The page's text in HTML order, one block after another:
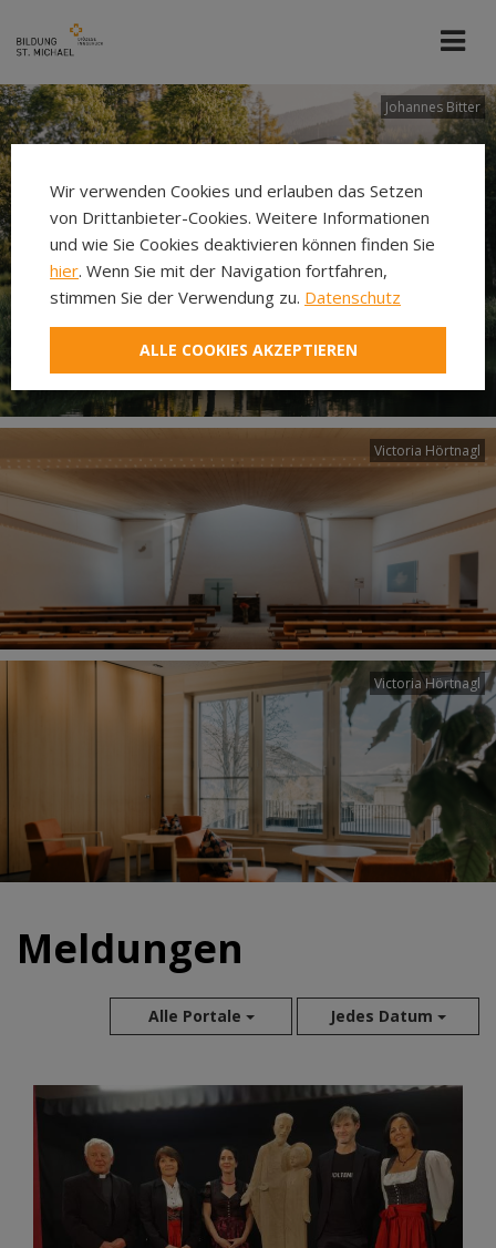
Johannes Bitter
Victoria Hörtnagl
Victoria Hörtnagl
Meldungen
Alle Portale Jedes Datum
Aug 2026
Jul 2026
Jun 2026
Mai 2026
Apr 2026
Mär 2026
Wir verwenden Cookies und erlauben das Setzen
von Drittanbieter-Cookies. Weitere Informationen
und wie Sie Cookies deaktivieren können finden Sie
hier. Wenn Sie mit der Navigation fortfahren,
stimmen Sie der Verwendung zu. Datenschutz
ALLE COOKIES AKZEPTIEREN